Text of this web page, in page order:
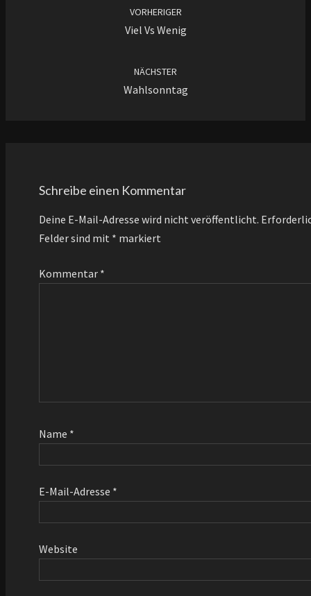
VORHERIGER
Viel Vs Wenig
NÄCHSTER
Wahlsonntag
Schreibe einen Kommentar
Deine E-Mail-Adresse wird nicht veröffentlicht.
Felder sind mit * markiert
Kommentar *
Name *
E-Mail-Adresse *
Website